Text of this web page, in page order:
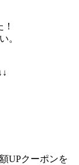
。
UPクーポンを